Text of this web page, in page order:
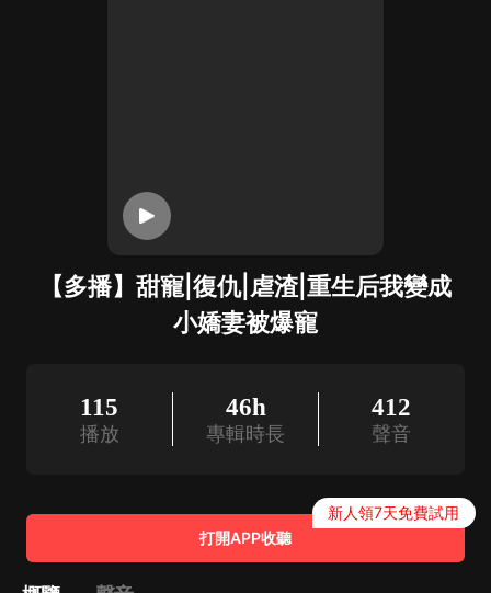
【多播】甜寵|復仇|虐渣|重生后我變成
小嬌妻被爆寵
115
播放
46h
專輯時長
412
聲音
打開APP收聽
新人領7天免費試用